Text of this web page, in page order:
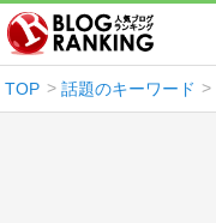
TOP 話題のキーワード